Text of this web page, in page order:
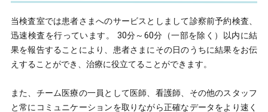
高知県高知市薊野北町２丁目10番53号
☎088-826-5511(代表)
午前（月〜土曜）9:00〜12:30
当検査室では患者さまへのサービスとしまして診察前予約検査、
迅速検査を行っています。 30分～60分（一部を除く）以内に結
果を報告することにより、患者さまにその日のうちに結果をお伝
えすることができ、治療に役立てることができます。
また、チーム医療の一員として医師、看護師、その他のスタッフ
と常にコミュニケーションを取りながら正確なデータをより速く